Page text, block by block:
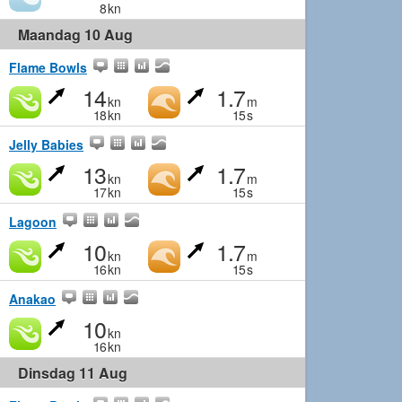
8kn
Maandag 10 Aug
Flame Bowls
14kn
18kn
1.7m
15s
Jelly Babies
13kn
17kn
1.7m
15s
Lagoon
10kn
16kn
1.7m
15s
Anakao
10kn
16kn
Dinsdag 11 Aug